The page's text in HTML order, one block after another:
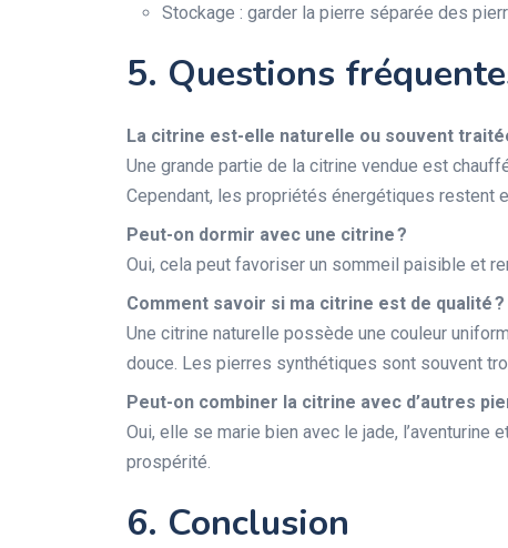
Stockage : garder la pierre séparée des
5. Questions
La citrine est-elle naturelle ou souvent
Une grande partie de la citrine vendue est
Cependant, les propriétés énergétiques restent
Peut-on dormir avec une citrine ?
Oui, cela peut favoriser un sommeil paisible et
Comment savoir si ma citrine est de qualité ?
Une citrine naturelle possède une couleur
douce. Les pierres synthétiques sont souvent
Peut-on combiner la citrine avec d’autres
Oui, elle se marie bien avec le jade,
prospérité.
6. Conclusion